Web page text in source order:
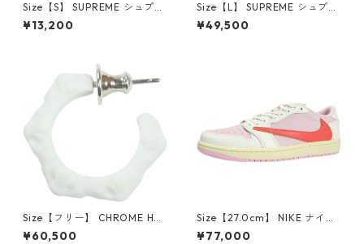
Size【S】 SUPREME シュプリ
ーム S/S Pocket Tee White T
シャツ 白 【新古品・未使用
¥13,200
Size【L】 SUPREME シュプリ
ーム ×Number (N)ine 25FW
Hooded Flannel Shirt Blue
¥49,500
Size【フリー】 CHROME HEA
RTS クロム・ハーツ CH Cross
¥60,500
Size【27.0cm】 NIKE ナイキ
×Travis Scott AIR JORDAN 1
¥77,000